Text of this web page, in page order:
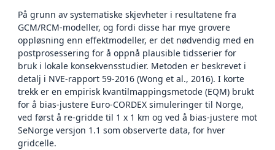
På grunn av systematiske skjevheter i resultatene fra
GCM/RCM-modeller, og fordi disse har mye grovere
oppløsning enn effektmodeller, er det nødvendig med en
postprosessering for å oppnå plausible tidsserier for
bruk i lokale konsekvensstudier. Metoden er beskrevet i
detalj i NVE-rapport 59-2016 (Wong et al., 2016). I korte
trekk er en empirisk kvantilmappingsmetode (EQM) brukt
for å bias-justere Euro-CORDEX simuleringer til Norge,
ved først å re-gridde til 1 x 1 km og ved å bias-justere mot
SeNorge versjon 1.1 som observerte data, for hver
gridcelle.